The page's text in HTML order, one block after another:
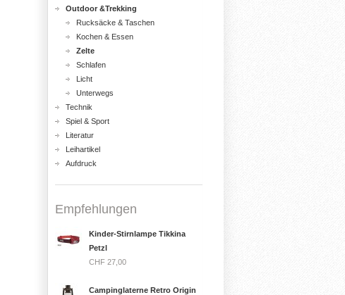
Outdoor &Trekking
Rucksäcke & Taschen
Kochen & Essen
Zelte
Schlafen
Licht
Unterwegs
Technik
Spiel & Sport
Literatur
Leihartikel
Aufdruck
Empfehlungen
Kinder-Stirnlampe Tikkina
Petzl
CHF 27,00
Campinglaterne Retro Origin